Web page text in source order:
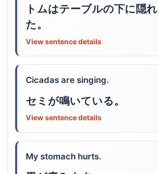
トムはテーブルの下に隠れ
た。
View sentence details
Cicadas are singing.
セミが鳴いている。
View sentence details
My stomach hurts.